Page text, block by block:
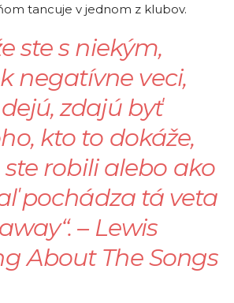
tancuje v jednom z klubov.
ste s niekým,
negatívne veci,
zdajú byť
kto to dokáže,
robili alebo ako
pochádza tá veta
– Lewis
About The Songs